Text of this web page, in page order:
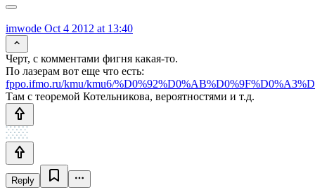
imwode Oct 4 2012 at 13:40
Черт, с комментами фигня какая-то.
По лазерам вот еще что есть:
fppo.ifmo.ru/kmu/kmu6/
Там с теоремой Котельникова, вероятностями и т.д.
Reply